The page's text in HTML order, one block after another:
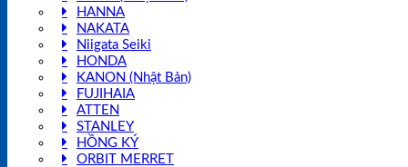
HANNA
NAKATA
Niigata Seiki
HONDA
KANON (Nhật Bản)
FUJIHAIA
ATTEN
STANLEY
HỒNG KÝ
ORBIT MERRET